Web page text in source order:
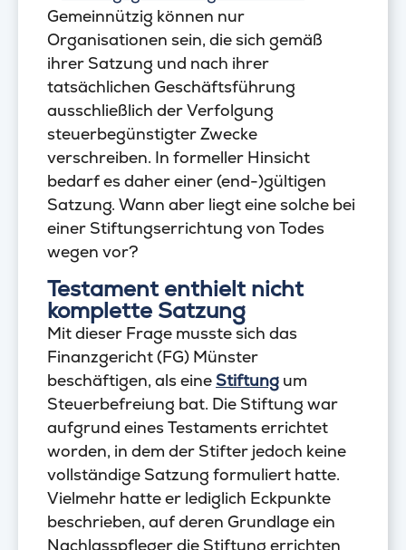
Gemeinnützig können nur
Organisationen sein, die sich gemäß
ihrer Satzung und nach ihrer
tatsächlichen Geschäftsführung
ausschließlich der Verfolgung
steuerbegünstigter Zwecke
verschreiben. In formeller Hinsicht
bedarf es daher einer (end-)gültigen
Satzung. Wann aber liegt eine solche bei
einer Stiftungserrichtung von Todes
wegen vor?
Testament enthielt nicht
komplette Satzung
Mit dieser Frage musste sich das
Finanzgericht (FG) Münster
beschäftigen, als eineStiftung um
Steuerbefreiung bat. Die Stiftung war
aufgrund eines Testaments errichtet
worden, in dem der Stifter jedoch keine
vollständige Satzung formuliert hatte.
Vielmehr hatte er lediglich Eckpunkte
beschrieben, auf deren Grundlage ein
Nachlasspfleger die Stiftung errichten